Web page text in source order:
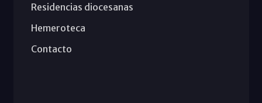
Residencias diocesanas
Hemeroteca
Contacto